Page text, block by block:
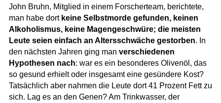
John Bruhn, Mitglied in einem Forscherteam, berichtete,
man habe dort keine Selbstmorde gefunden, keinen
Alkoholismus, keine Magengeschwüre; die meisten
Leute seien einfach an Altersschwäche gestorben. In
den nächsten Jahren ging man verschiedenen
Hypothesen nach: war es ein besonderes Olivenöl, das
so gesund erhielt oder insgesamt eine gesündere Kost?
Tatsächlich aber nahmen die Leute dort 41 Prozent Fett zu
sich. Lag es an den Genen? Am Trinkwasser, der